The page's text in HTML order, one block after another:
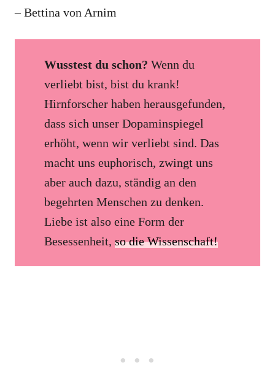
– Bettina von Arnim
Wusstest du schon? Wenn du
verliebt bist, bist du krank!
Hirnforscher haben herausgefunden,
dass sich unser Dopaminspiegel
erhöht, wenn wir verliebt sind. Das
macht uns euphorisch, zwingt uns
aber auch dazu, ständig an den
begehrten Menschen zu denken.
Liebe ist also eine Form der
Besessenheit, so die Wissenschaft!